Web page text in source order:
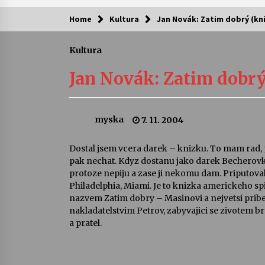
Kam za kulturou?
Camerata a Sukuba Ensemble
4. 8. 2026
Pozvánka na integrační festival
Quijotova šedesátka: 28. 7.–1. 8.
28. 7. 2026
Letní koncerty ve Stromovce:
Miller
22. 7. 2026
Home Kultura Jan Novák: Zatim dobrý
Kultura
Jan Novák: Zatim
myska 7. 11. 2004
Dostal jsem vcera darek – knizku. To mam
pak nechat. Kdyz dostanu jako darek
protoze nepiju a zase ji nekomu dam.
Philadelphia, Miami. Je to knizka americkeho
nazvem Zatim dobry – Masinovi a nejvetsi
nakladatelstvim Petrov, zabyvajici se zivotem
a pratel.